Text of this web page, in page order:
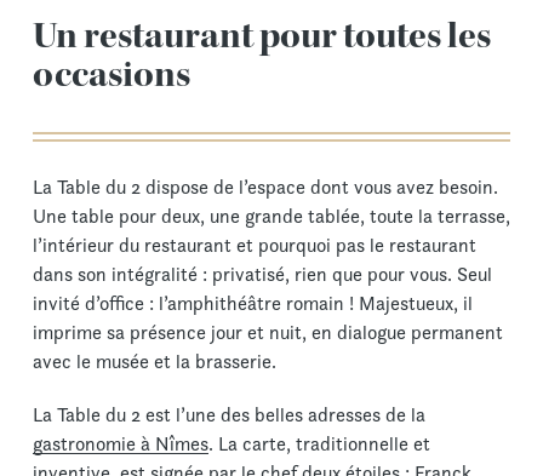
Un restaurant pour toutes les
occasions
La Table du 2 dispose de l’espace dont vous avez besoin.
Une table pour deux, une grande tablée, toute la terrasse,
l’intérieur du restaurant et pourquoi pas le restaurant
dans son intégralité : privatisé, rien que pour vous. Seul
invité d’office : l’amphithéâtre romain ! Majestueux, il
imprime sa présence jour et nuit, en dialogue permanent
avec le musée et la brasserie.
La Table du 2 est l’une des belles adresses de la
gastronomie à Nîmes. La carte, traditionnelle et